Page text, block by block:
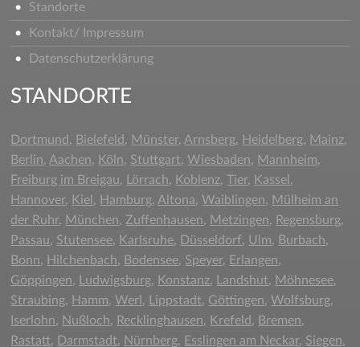
Standorte
Kontakt/ Impressum
Datenschutzerklärung
STANDORTE
Dortmund , Bielefeld , Münster, Arnsberg, Heidelberg, Mainz,
Berlin, Aachen, Köln, Stuttgart, Wiesbaden, Mannheim,
Freiburg im Breigau, Lörrach, Koblenz,Tier, Kassel ,
Hannover, Kiel , Hamburg, Altona, Waiblingen, Mülheim an
der Ruhr, München, Zuffenhausen, Metzingen, Regensburg,
Passau, Stutensee, Karlsruhe, Düsseldorf, Ulm, Burbach,
Bonn, Hilchenbach, Bodensee, Speyer, Erlangen,
Göppingen,
Ludwigsburg, Konstanz, Landshut, Möhnesee,
Straubing, Hamm, Werl , Lippstadt, Göttingen, Wolfsburg,
Iserlohn, Nußloch, Recklinghausen, Krefeld , Bremen,
Rastatt, Darmstadt, Nürnberg, Esslingen am Neckar, Siegen,